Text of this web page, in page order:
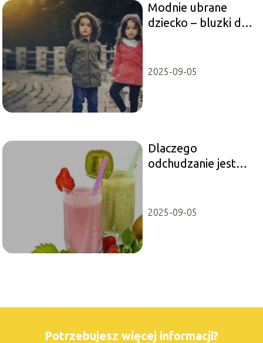
Modnie ubrane
dziecko – bluzki dla
2025-09-05
Dlaczego
odchudzanie jest
2025-09-05
Potrzebujesz więcej informacji?